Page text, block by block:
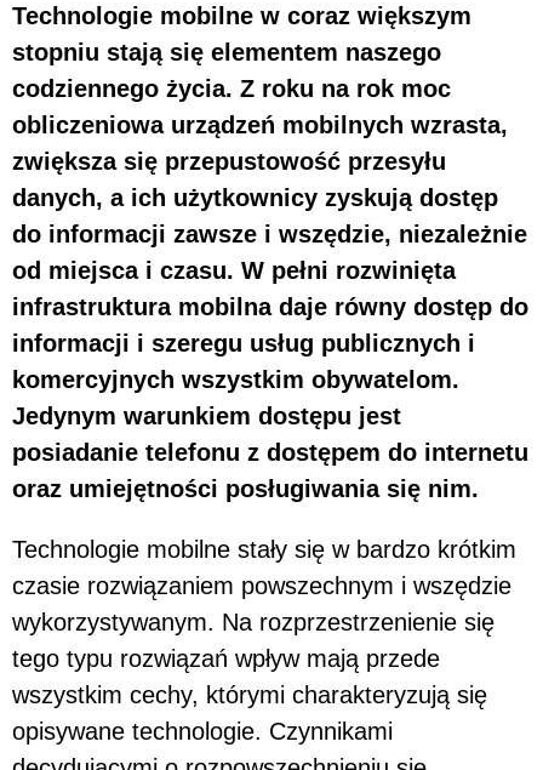
Technologie mobilne w coraz większym
stopniu stają się elementem naszego
codziennego życia. Z roku na rok moc
obliczeniowa urządzeń mobilnych wzrasta,
zwiększa się przepustowość przesyłu
danych, a ich użytkownicy zyskują dostęp
do informacji zawsze i wszędzie, niezależnie
od miejsca i czasu. W pełni rozwinięta
infrastruktura mobilna daje równy dostęp do
informacji i szeregu usług publicznych i
komercyjnych wszystkim obywatelom.
Jedynym warunkiem dostępu jest
posiadanie telefonu z dostępem do internetu
oraz umiejętności posługiwania się nim.
Technologie mobilne stały się w bardzo krótkim
czasie rozwiązaniem powszechnym i wszędzie
wykorzystywanym. Na rozprzestrzenienie się
tego typu rozwiązań wpływ mają przede
wszystkim cechy, którymi charakteryzują się
opisywane technologie. Czynnikami